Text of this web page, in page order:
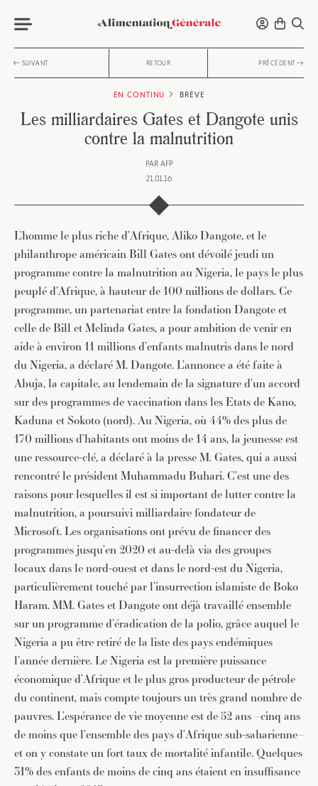
SUIVANT RETOUR PRÉCÉDENT
EN CONTINU BRÈVE
Les milliardaires Gates et Dangote unis
contre la malnutrition
PAR AFP
21.01.16
L’homme le plus riche d’Afrique, Aliko Dangote, et le
philanthrope américain Bill Gates ont dévoilé jeudi un
programme contre la malnutrition au Nigeria, le pays le plus
peuplé d’Afrique, à hauteur de 100 millions de dollars. Ce
programme, un partenariat entre la fondation Dangote et
celle de Bill et Melinda Gates, a pour ambition de venir en
aide à environ 11 millions d’enfants malnutris dans le nord
du Nigeria, a déclaré M. Dangote. L’annonce a été faite à
Abuja, la capitale, au lendemain de la signature d’un accord
sur des programmes de vaccination dans les Etats de Kano,
Kaduna et Sokoto (nord). Au Nigeria, où 44% des plus de
170 millions d’habitants ont moins de 14 ans, la jeunesse est
une ressource-clé, a déclaré à la presse M. Gates, qui a aussi
rencontré le président Muhammadu Buhari. C’est une des
raisons pour lesquelles il est si important de lutter contre la
malnutrition, a poursuivi milliardaire fondateur de
Microsoft. Les organisations ont prévu de financer des
programmes jusqu’en 2020 et au-delà via des groupes
locaux dans le nord-ouest et dans le nord-est du Nigeria,
particulièrement touché par l’insurrection islamiste de Boko
Haram. MM. Gates et Dangote ont déjà travaillé ensemble
sur un programme d’éradication de la polio, grâce auquel le
Nigeria a pu être retiré de la liste des pays endémiques
l’année dernière. Le Nigeria est la première puissance
économique d’Afrique et le plus gros producteur de pétrole
du continent, mais compte toujours un très grand nombre de
pauvres. L’espérance de vie moyenne est de 52 ans –cinq ans
de moins que l’ensemble des pays d’Afrique sub-saharienne–
et on y constate un fort taux de mortalité infantile. Quelques
31% des enfants de moins de cinq ans étaient en insuffisance